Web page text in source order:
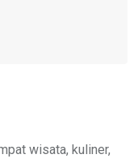
wisata, kuliner,